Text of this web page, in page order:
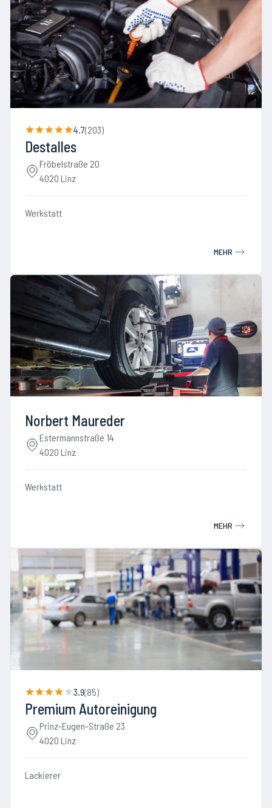
4.7(203)
Destalles
Fröbelstraße 20
4020 Linz
Werkstatt
MEHR
Norbert Maureder
Estermannstraße 14
4020 Linz
Werkstatt
MEHR
3.9(85)
Premium Autoreinigung
Prinz-Eugen-Straße 23
4020 Linz
Lackierer